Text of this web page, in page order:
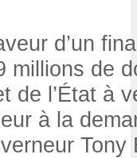
d’un
millions de
de l’État à
à la
Tony